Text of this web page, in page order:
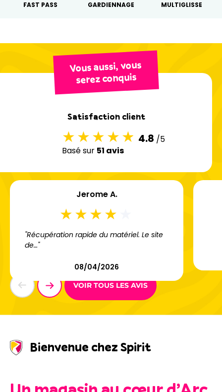
FAST PASS GARDIENNAGE MULTIGLISSE
Vous aussi, vous
serez conquis
Satisfaction client
4.8 /5
Basé sur 51 avis
Jerome A.
"Récupération rapide du matériel. Le site
de…"
08/04/2026
VOIR TOUS LES AVIS
Bienvenue chez Spirit